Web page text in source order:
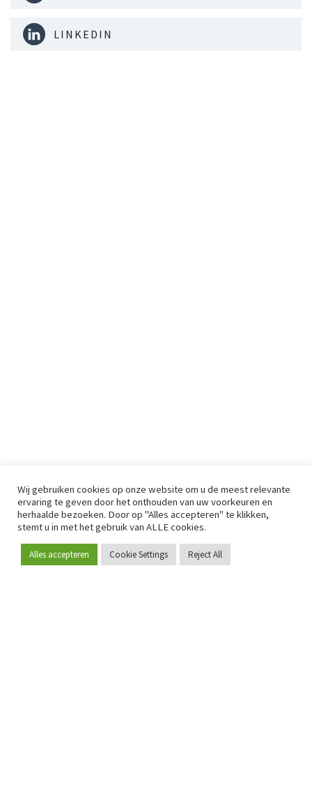
Word lid
LINKEDIN
Wij gebruiken cookies op onze website om u de meest relevante
ervaring te geven door het onthouden van uw voorkeuren en
herhaalde bezoeken. Door op "Alles accepteren" te klikken,
stemt u in met het gebruik van ALLE cookies.
Alles accepteren Cookie Settings Reject All